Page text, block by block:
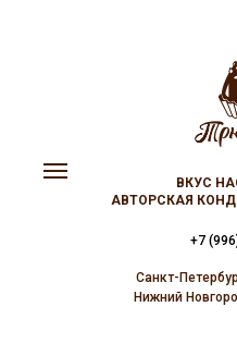
ВКУС
АВТОРСКАЯ
+7
Санкт-
Нижний